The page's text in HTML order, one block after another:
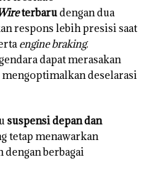
terbarudengan dua
respons lebih presisi saat
engine braking.
dapat merasakan
deselarasi
suspensi depan dan
tetap menawarkan
dengan berbagai